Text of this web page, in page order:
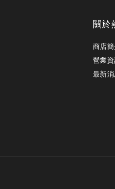
關於
商店簡
營業
最新消